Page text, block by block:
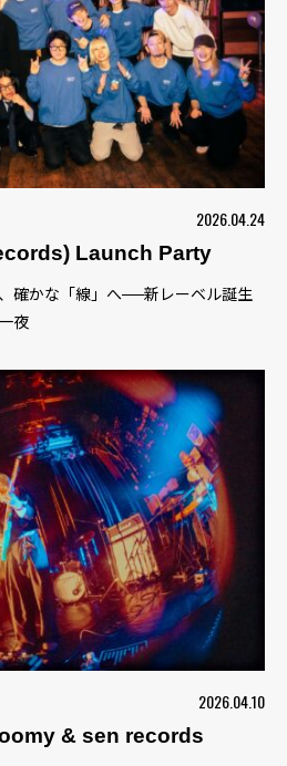
2026.04.24
Launch Party
確かな「線」へ──新レーベル誕生
夜
2026.04.10
& sen records